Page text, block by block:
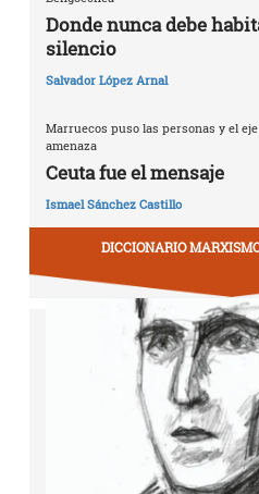
Donde nunca debe
silencio
Salvador López Arnal
Marruecos puso las personas y el
amenaza
Ceuta fue el mensaje
Ismael Sánchez Castillo
DICCIONARIO